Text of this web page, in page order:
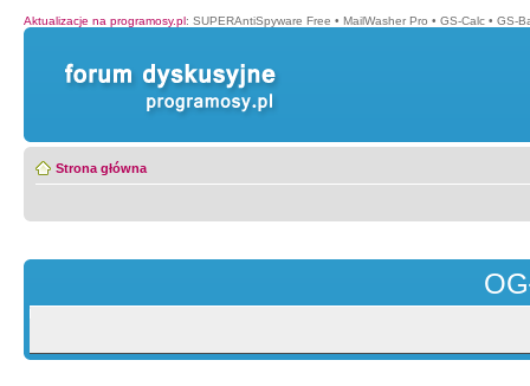
Aktualizacje na programosy.pl: SUPERAntiSpyware Free • MailWasher Pro • GS-Calc • GS-
Strona główna